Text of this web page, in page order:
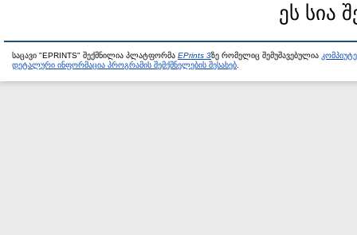
ეს სია
საცავი "EPRINTS" შექმნილია პლატფორმა EPrints 3ზე რომელიც შემუშავებულია
დეტალური ინფორმაცია პროგრამის შემქმნელების შესახებ